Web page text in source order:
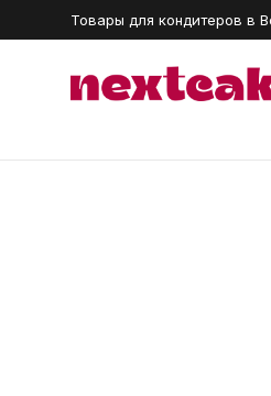
Товары для кондитеров в